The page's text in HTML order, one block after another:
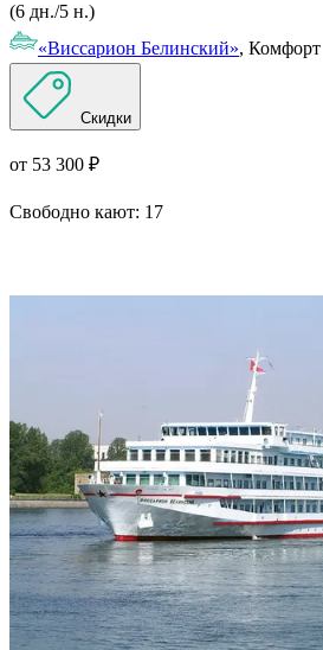
(6 дн./5 н.)
«Виссарион Белинский», Комфорт
Скидки
от 53 300 ₽
Свободно кают: 17